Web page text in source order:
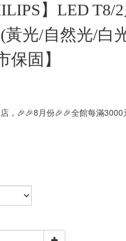
】LED T8/
光/自然光/白
保固】
，🎉🎉8月份🎉🎉全館每滿